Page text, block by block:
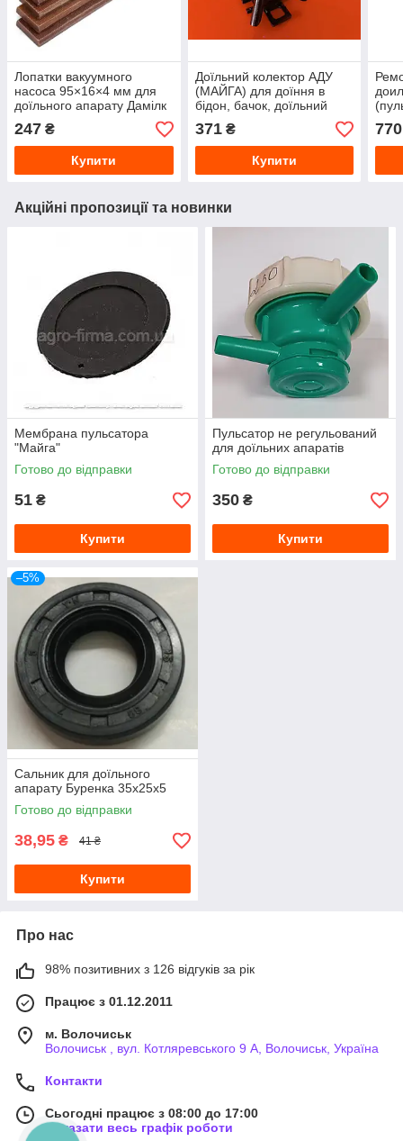
Лопатки вакуумного
насоса 95×16×4 мм для
доїльного апарату Дамілк
АІД 1
247 ₴
Купити
Доїльний колектор АДУ
(МАЙГА) для доїння в
бідон, бачок, доїльний
апарат ІДУ, Берізка,
Бурьонка
371₴
Купити
770
Акційні пропозиції та новинки
Мембрана пульсатора
"Майга"
Готово до відправки
51 ₴
Купити
Пульсатор не регульований
для доїльних апаратів
Готово до відправки
350 ₴
Купити
–5%
Сальник для доїльного
апарату Буренка 35х25х5
Готово до відправки
38,95 ₴ 41 ₴
Купити
Про нас
98% позитивних з 126 відгуків за рік
Працює з 01.12.2011
м. Волочиськ
Волочиськ , вул. Котляревського 9 А, Волочиськ, Україна
Контакти
Сьогодні працює з 08:00 до 17:00
Показати весь графік роботи